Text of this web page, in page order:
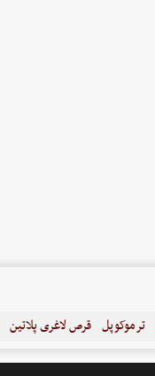
ترموکوپل قرص لاغری پلاتین